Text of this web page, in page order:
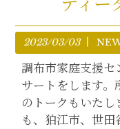
2023/03/03
調布市家庭支援セ
サートをします
のトークもいた
も、狛江市、世